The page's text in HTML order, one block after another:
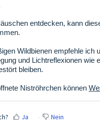
entdecken, kann
Wildbienen empfehle ich
und Lichtreflexionen wie
bleiben.
Niströhrchen können
Ja Nein